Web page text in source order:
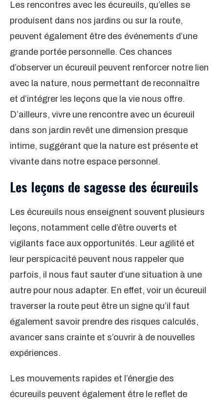
Les rencontres avec les écureuils, qu’elles se
produisent dans nos jardins ou sur la route,
peuvent également être des événements d’une
grande portée personnelle. Ces chances
d’observer un écureuil peuvent renforcer notre lien
avec la nature, nous permettant de reconnaître
et d’intégrer les leçons que la vie nous offre.
D’ailleurs, vivre une rencontre avec un écureuil
dans son jardin revêt une dimension presque
intime, suggérant que la nature est présente et
vivante dans notre espace personnel.
Les leçons de sagesse des écureuils
Les écureuils nous enseignent souvent plusieurs
leçons, notamment celle d’être ouverts et
vigilants face aux opportunités. Leur agilité et
leur perspicacité peuvent nous rappeler que
parfois, il nous faut sauter d’une situation à une
autre pour nous adapter. En effet, voir un écureuil
traverser la route peut être un signe qu’il faut
également savoir prendre des risques calculés,
avancer sans crainte et s’ouvrir à de nouvelles
expériences.
Les mouvements rapides et l’énergie des
écureuils peuvent également être le reflet de